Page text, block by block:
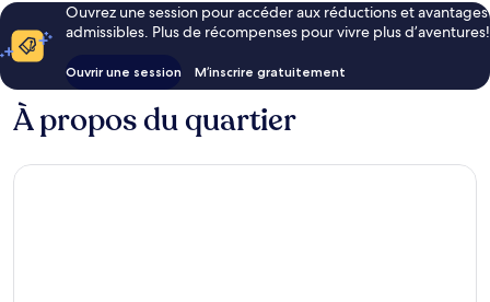
Ouvrez une session pour accéder aux réductions et avantages
admissibles. Plus de récompenses pour vivre plus d’aventures!
Ouvrir une session M’inscrire gratuitement
À propos du quartier